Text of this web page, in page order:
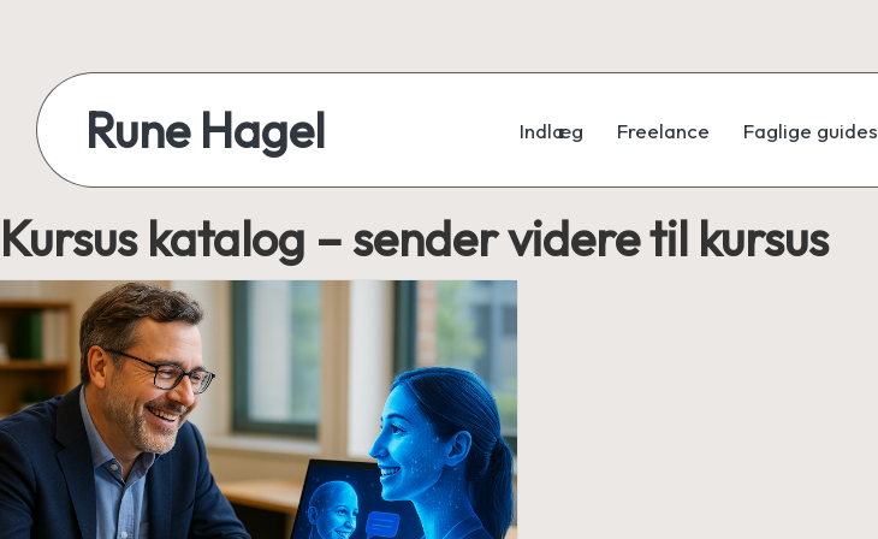
content
Rune Hagel
kortlægger
velfærdren,
særligt
ældreområdet,
socialområdet
og
sundhedsområdet.
Indlæg Freelance Faglige guides
Kursus katalog – sender videre til kursus